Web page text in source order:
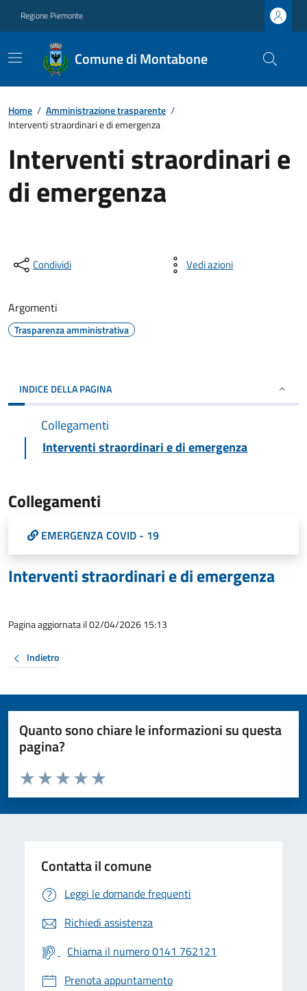
Regione Piemonte
Comune di Montabone
Home / Amministrazione trasparente /
Interventi straordinari e di emergenza
Interventi straordinari e
di emergenza
Condividi Vedi azioni
Argomenti
Trasparenza amministrativa
INDICE DELLA PAGINA
Collegamenti
Interventi straordinari e di emergenza
Collegamenti
EMERGENZA COVID - 19
Interventi straordinari e di emergenza
Pagina aggiornata il 02/04/2026 15:13
Indietro
Quanto sono chiare le informazioni su questa
pagina?
Valuta da 1 a 5 stelle la pagina
Valuta 5 stelle su 5
Valuta 4 stelle su 5
Valuta 3 stelle su 5
Valuta 2 stelle su 5
Valuta 1 stelle su 5
Contatta il comune
Leggi le domande frequenti
Richiedi assistenza
Chiama il numero 0141 762121
Prenota appuntamento